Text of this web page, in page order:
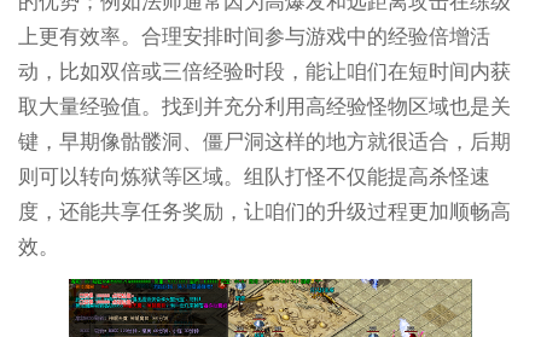
上更有效率。合理安排时间参与游戏中的经验倍增活
动，比如双倍或三倍经验时段，能让咱们在短时间内获
取大量经验值。找到并充分利用高经验怪物区域也是关
键，早期像骷髅洞、僵尸洞这样的地方就很适合，后期
则可以转向炼狱等区域。组队打怪不仅能提高杀怪速
度，还能共享任务奖励，让咱们的升级过程更加顺畅高
效。